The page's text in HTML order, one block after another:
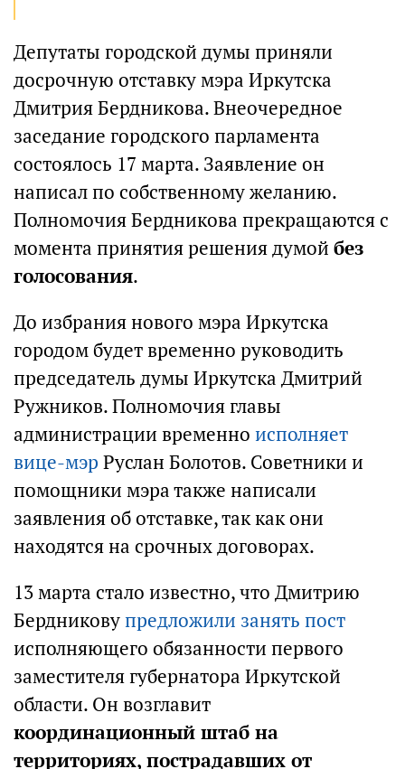
Депутаты городской думы приняли
досрочную отставку мэра Иркутска
Дмитрия Бердникова. Внеочередное
заседание городского парламента
состоялось 17 марта. Заявление он
написал по собственному желанию.
Полномочия Бердникова прекращаются с
момента принятия решения думой без
голосования.
До избрания нового мэра Иркутска
городом будет временно руководить
председатель думы Иркутска Дмитрий
Ружников. Полномочия главы
администрации временно исполняет
вице-мэр Руслан Болотов. Советники и
помощники мэра также написали
заявления об отставке, так как они
находятся на срочных договорах.
13 марта стало известно, что Дмитрию
Бердниковупредложили занять пост
исполняющего обязанности первого
заместителя губернатора Иркутской
области. Он возглавит
координационный штаб на
территориях, пострадавших от